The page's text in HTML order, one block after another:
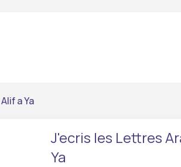
a Ya
J'ecris les Lettres
Ya